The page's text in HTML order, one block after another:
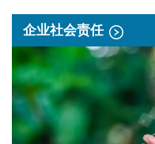
企业社会责任